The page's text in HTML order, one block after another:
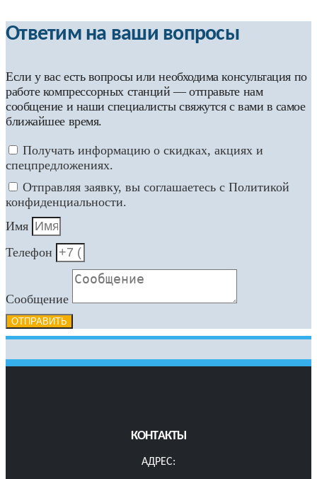
Ответим на ваши вопросы
Если у вас есть вопросы или необходима консультация по
работе компрессорных станций — отправьте нам
сообщение и наши специалисты свяжутся с вами в самое
ближайшее время.
Получать информацию о скидках, акциях и
спецпредложениях.
Отправляя заявку, вы соглашаетесь с Политикой
конфиденциальности.
Имя
Телефон
Сообщение
ОТПРАВИТЬ
КОНТАКТЫ
АДРЕС: